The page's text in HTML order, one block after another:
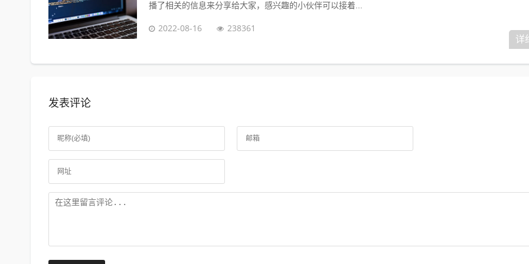
播了相关的信息来分享给大家，感兴趣的小伙伴可以接着...
2022-08-16 238361
详
发表评论